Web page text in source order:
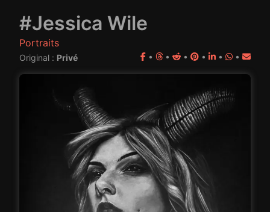
#Jessica Wile
Portraits
Original : Privé • • • • • •